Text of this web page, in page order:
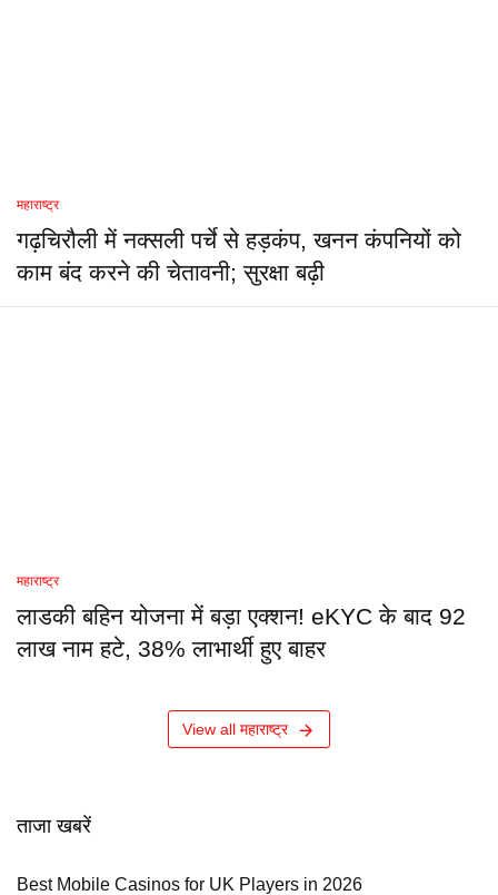
महाराष्ट्र
गढ़चिरौली में नक्सली पर्चे से हड़कंप, खनन कंपनियों को
काम बंद करने की चेतावनी; सुरक्षा बढ़ी
महाराष्ट्र
लाडकी बहिन योजना में बड़ा एक्शन! eKYC के बाद 92
लाख नाम हटे, 38% लाभार्थी हुए बाहर
View all महाराष्ट्र
ताजा खबरें
Best Mobile Casinos for UK Players in 2026